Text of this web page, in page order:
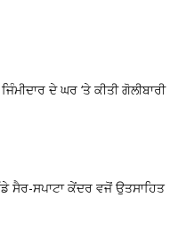
ਦੇ ਘਰ ‘ਤੇ ਕੀਤੀ ਗੋਲੀਬਾਰੀ
ਸੈਰ-ਸਪਾਟਾ ਕੇਂਦਰ ਵਜੋਂ ਉਤਸਾਹਿਤ